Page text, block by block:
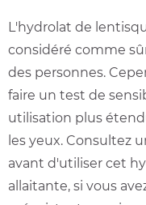
L'hydrolat de
considéré comme
des personnes.
faire un test de
utilisation plus
les yeux. Consultez
avant d'utiliser cet
allaitante, si vous